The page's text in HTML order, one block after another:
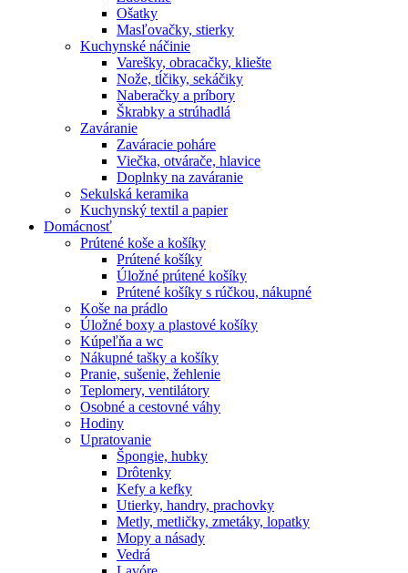
Ošatky
Masľovačky, stierky
Kuchynské náčinie
Varešky, obracačky, kliešte
Nože, tĺčiky, sekáčiky
Naberačky a príbory
Škrabky a strúhadlá
Zaváranie
Zaváracie poháre
Viečka, otvárače, hlavice
Doplnky na zaváranie
Sekulská keramika
Kuchynský textil a papier
Domácnosť
Prútené koše a košíky
Prútené košíky
Úložné prútené košíky
Prútené košíky s rúčkou, nákupné
Koše na prádlo
Úložné boxy a plastové košíky
Kúpeľňa a wc
Nákupné tašky a košíky
Pranie, sušenie, žehlenie
Teplomery, ventilátory
Osobné a cestovné váhy
Hodiny
Upratovanie
Špongie, hubky
Drôtenky
Kefy a kefky
Utierky, handry, prachovky
Metly, metličky, zmetáky, lopatky
Mopy a násady
Vedrá